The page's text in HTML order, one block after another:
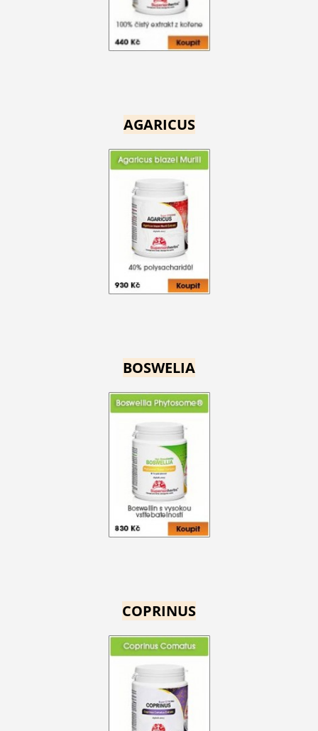
AGARICUS
BOSWELIA
COPRINUS